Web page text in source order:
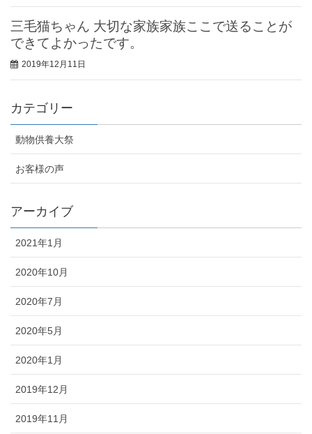
三毛猫ちゃん 大切な家族家族ここで送ることが
できてよかったです。
2019年12月11日
カテゴリー
動物供養大祭
お客様の声
アーカイブ
2021年1月
2020年10月
2020年7月
2020年5月
2020年1月
2019年12月
2019年11月